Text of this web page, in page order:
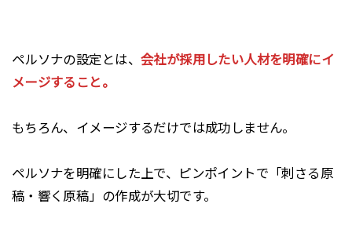
ペルソナの設定とは、 会社が採用したい人材を明確にイ
メージすること。
もちろん、イメージするだけでは成功しません。
ペルソナを明確にした上で、ピンポイントで「刺さる原
稿・響く原稿」の作成が大切です。